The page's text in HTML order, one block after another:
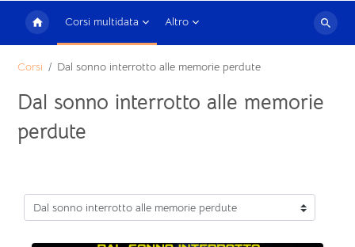
Corsi multidata Altro
Cerca
Corsi Dal sonno interrotto alle memorie perdute
Dal sonno interrotto alle memorie
perdute
Categorie di corso